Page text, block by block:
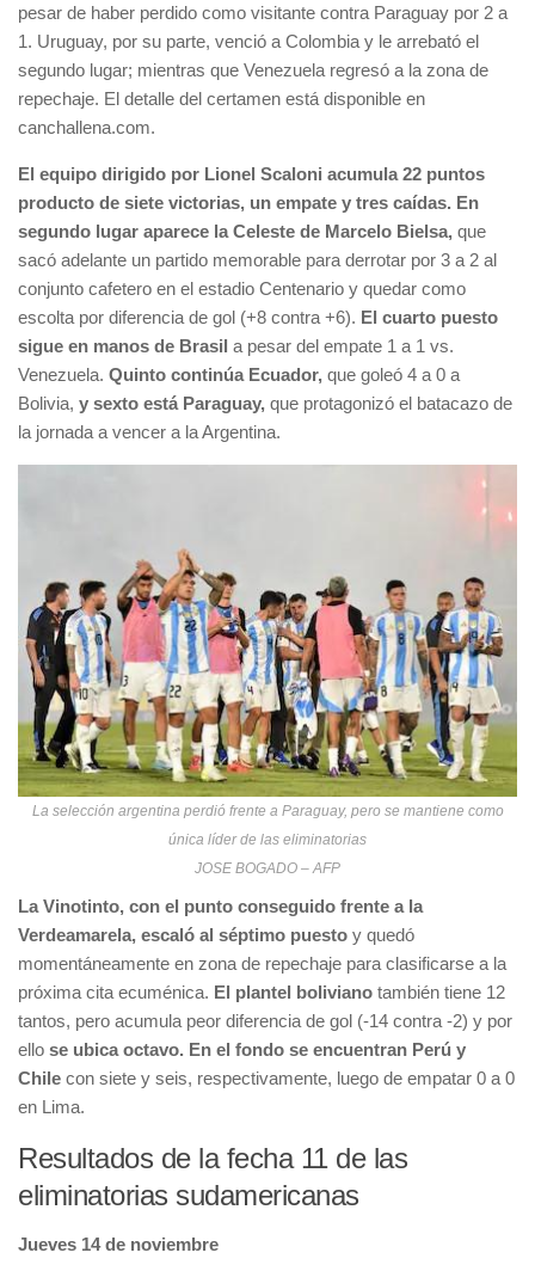
pesar de haber perdido como visitante contra Paraguay por 2 a
1. Uruguay, por su parte, venció a Colombia y le arrebató el
segundo lugar; mientras que Venezuela regresó a la zona de
repechaje. El detalle del certamen está disponible en
canchallena.com.
El equipo dirigido por Lionel Scaloni acumula 22 puntos
producto de siete victorias, un empate y tres caídas. En
segundo lugar aparece la Celeste de Marcelo Bielsa, que
sacó adelante un partido memorable para derrotar por 3 a 2 al
conjunto cafetero en el estadio Centenario y quedar como
escolta por diferencia de gol (+8 contra +6). El cuarto puesto
sigue en manos de Brasil a pesar del empate 1 a 1 vs.
Venezuela. Quinto continúa Ecuador, que goleó 4 a 0 a
Bolivia, y sexto está Paraguay, que protagonizó el batacazo de
la jornada a vencer a la Argentina.
La selección argentina perdió frente a Paraguay, pero se mantiene como
única líder de las eliminatorias
JOSE BOGADO – AFP
La Vinotinto, con el punto conseguido frente a la
Verdeamarela, escaló al séptimo puesto y quedó
momentáneamente en zona de repechaje para clasificarse a la
próxima cita ecuménica. El plantel boliviano también tiene 12
tantos, pero acumula peor diferencia de gol (-14 contra -2) y por
ello se ubica octavo. En el fondo se encuentran Perú y
Chile con siete y seis, respectivamente, luego de empatar 0 a 0
en Lima.
Resultados de la fecha 11 de las
eliminatorias sudamericanas
Jueves 14 de noviembre